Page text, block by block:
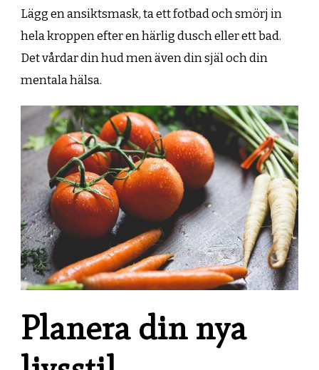
Lägg en ansiktsmask, ta ett fotbad och smörj in
hela kroppen efter en härlig dusch eller ett bad.
Det vårdar din hud men även din själ och din
mentala hälsa.
Planera din nya